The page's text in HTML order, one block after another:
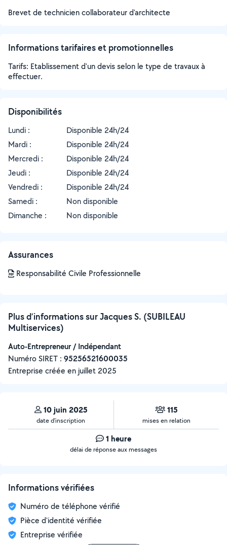
Brevet de technicien collaborateur d'architecte
Informations tarifaires et promotionnelles
Tarifs: Etablissement d'un devis selon le type de travaux à
effectuer.
Disponibilités
Lundi :
Disponible 24h/24
Mardi :
Disponible 24h/24
Mercredi :
Disponible 24h/24
Jeudi :
Disponible 24h/24
Vendredi :
Disponible 24h/24
Samedi :
Non disponible
Dimanche :
Non disponible
Assurances
Responsabilité Civile Professionnelle
Plus d’informations sur Jacques S. (SUBILEAU
Multiservices)
Auto-Entrepreneur / Indépendant
Numéro SIRET : ‍95256521600035
Entreprise créée en juillet 2025
10 juin 2025
date d’inscription
115
mises en relation
1 heure
délai de réponse aux messages
Informations vérifiées
Numéro de téléphone vérifié
Pièce d'identité vérifiée
Entreprise vérifiée